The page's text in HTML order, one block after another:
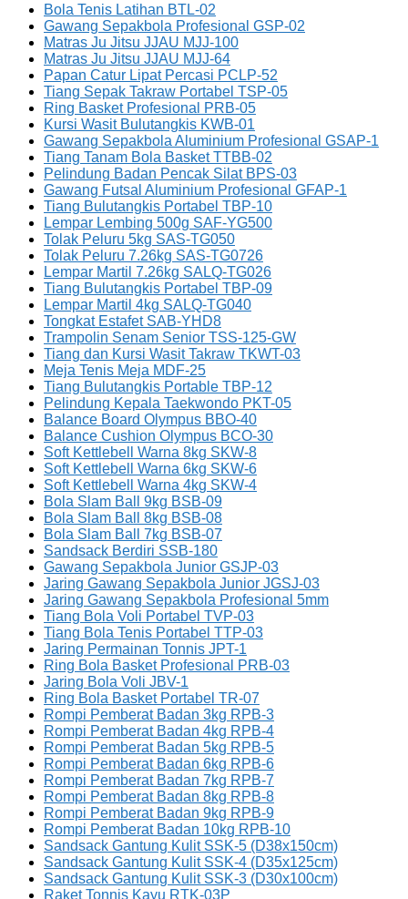
Bola Tenis Latihan BTL-02
Gawang Sepakbola Profesional GSP-02
Matras Ju Jitsu JJAU MJJ-100
Matras Ju Jitsu JJAU MJJ-64
Papan Catur Lipat Percasi PCLP-52
Tiang Sepak Takraw Portabel TSP-05
Ring Basket Profesional PRB-05
Kursi Wasit Bulutangkis KWB-01
Gawang Sepakbola Aluminium Profesional GSAP-1
Tiang Tanam Bola Basket TTBB-02
Pelindung Badan Pencak Silat BPS-03
Gawang Futsal Aluminium Profesional GFAP-1
Tiang Bulutangkis Portabel TBP-10
Lempar Lembing 500g SAF-YG500
Tolak Peluru 5kg SAS-TG050
Tolak Peluru 7.26kg SAS-TG0726
Lempar Martil 7.26kg SALQ-TG026
Tiang Bulutangkis Portabel TBP-09
Lempar Martil 4kg SALQ-TG040
Tongkat Estafet SAB-YHD8
Trampolin Senam Senior TSS-125-GW
Tiang dan Kursi Wasit Takraw TKWT-03
Meja Tenis Meja MDF-25
Tiang Bulutangkis Portable TBP-12
Pelindung Kepala Taekwondo PKT-05
Balance Board Olympus BBO-40
Balance Cushion Olympus BCO-30
Soft Kettlebell Warna 8kg SKW-8
Soft Kettlebell Warna 6kg SKW-6
Soft Kettlebell Warna 4kg SKW-4
Bola Slam Ball 9kg BSB-09
Bola Slam Ball 8kg BSB-08
Bola Slam Ball 7kg BSB-07
Sandsack Berdiri SSB-180
Gawang Sepakbola Junior GSJP-03
Jaring Gawang Sepakbola Junior JGSJ-03
Jaring Gawang Sepakbola Profesional 5mm
Tiang Bola Voli Portabel TVP-03
Tiang Bola Tenis Portabel TTP-03
Jaring Permainan Tonnis JPT-1
Ring Bola Basket Profesional PRB-03
Jaring Bola Voli JBV-1
Ring Bola Basket Portabel TR-07
Rompi Pemberat Badan 3kg RPB-3
Rompi Pemberat Badan 4kg RPB-4
Rompi Pemberat Badan 5kg RPB-5
Rompi Pemberat Badan 6kg RPB-6
Rompi Pemberat Badan 7kg RPB-7
Rompi Pemberat Badan 8kg RPB-8
Rompi Pemberat Badan 9kg RPB-9
Rompi Pemberat Badan 10kg RPB-10
Sandsack Gantung Kulit SSK-5 (D38x150cm)
Sandsack Gantung Kulit SSK-4 (D35x125cm)
Sandsack Gantung Kulit SSK-3 (D30x100cm)
Raket Tonnis Kayu RTK-03P